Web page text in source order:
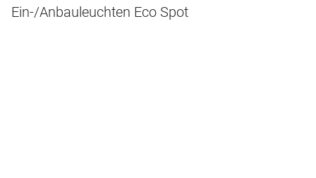
Ein-/Anbauleuchten Eco Spot